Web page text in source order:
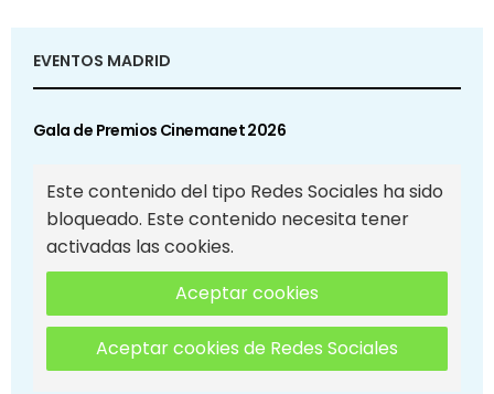
EVENTOS MADRID
Gala de Premios Cinemanet 2026
Este contenido del tipo Redes Sociales ha sido
bloqueado. Este contenido necesita tener
activadas las cookies.
Aceptar cookies
Aceptar cookies de Redes Sociales